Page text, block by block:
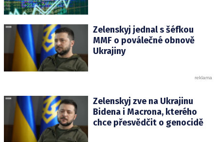
Zelenskyj jednal s šéfkou
MMF o poválečné obnově
Ukrajiny
Zelenskyj zve na Ukrajinu
Bidena i Macrona, kterého
chce přesvědčit o genocidě